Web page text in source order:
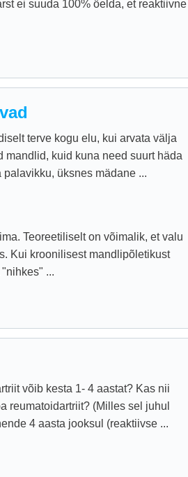
ei suuda 100% öelda, et reaktiivne
terve kogu elu, kui arvata välja
kuid kuna need suurt häda
üksnes mädane ...
Teoreetiliselt on võimalik, et valu
Kui kroonilisest mandlipõletikust
...
võib kesta 1- 4 aastat? Kas nii
reumatoidartriit? (Milles sel juhul
4 aasta jooksul (reaktiivse ...